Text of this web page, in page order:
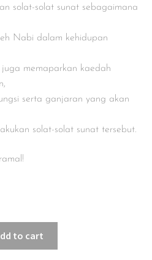
solat-solat sunat sebagaimana
Nabi dalam kehidupan
memaparkan kaedah
serta ganjaran yang akan
solat-solat sunat tersebut.
to cart